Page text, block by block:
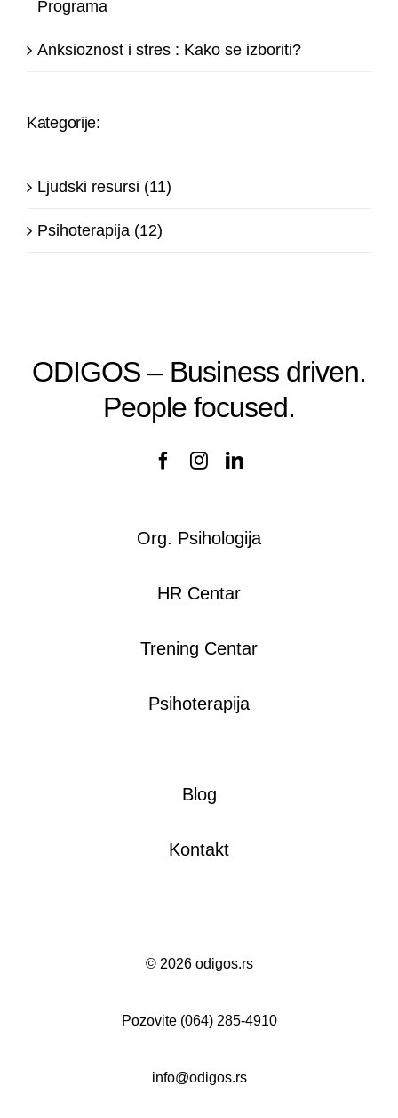
Programa
Anksioznost i stres : Kako se izboriti?
Kategorije:
Ljudski resursi (11)
Psihoterapija (12)
ODIGOS – Business driven.
People focused.
Org. Psihologija
HR Centar
Trening Centar
Psihoterapija
Blog
Kontakt
© 2026 odigos.rs
Pozovite (064) 285-4910
info@odigos.rs